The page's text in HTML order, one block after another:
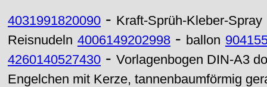
4031991820090 - Kraft-Sprüh-Kleber-Spray
Reisnudeln 4006149202998 - ballon
4260140527430 - Vorlagenbogen DIN-A3
Engelchen mit Kerze, tannenbaumförmig